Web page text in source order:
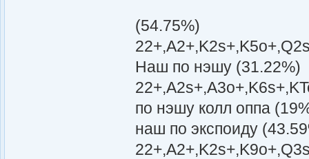
(54.75%)
Наш по нэшу (31.22%)
по нэшу колл оппа
наш по экспоиду